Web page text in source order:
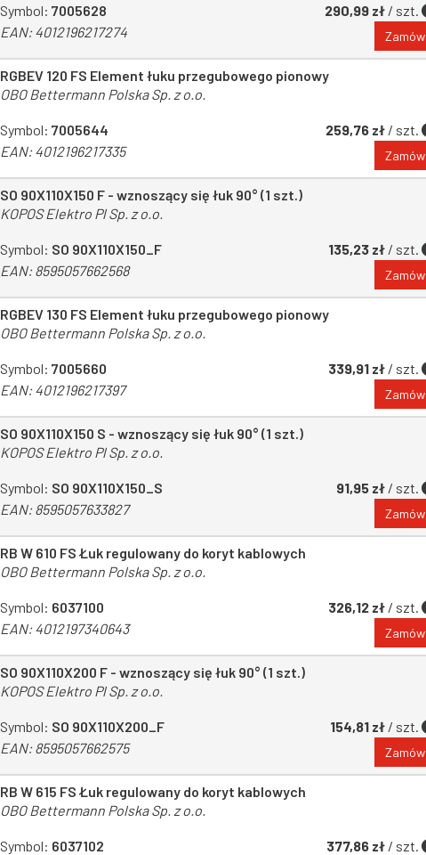
Symbol: 7005628
EAN:4012196217274
290,99 zł / szt.
Zamów
RGBEV 120 FS Element łuku przegubowego pionowy
OBO Bettermann Polska Sp. z o.o.
Symbol: 7005644
EAN:4012196217335
259,76 zł / szt.
Zamów
SO 90X110X150 F - wznoszący się łuk 90° (1 szt.)
KOPOS Elektro Pl Sp. z o.o.
Symbol: SO 90X110X150_F
EAN:8595057662568
135,23 zł / szt.
Zamów
RGBEV 130 FS Element łuku przegubowego pionowy
OBO Bettermann Polska Sp. z o.o.
Symbol: 7005660
EAN:4012196217397
339,91 zł / szt.
Zamów
SO 90X110X150 S - wznoszący się łuk 90° (1 szt.)
KOPOS Elektro Pl Sp. z o.o.
Symbol: SO 90X110X150_S
EAN:8595057633827
91,95 zł / szt.
Zamów
RB W 610 FS Łuk regulowany do koryt kablowych
OBO Bettermann Polska Sp. z o.o.
Symbol: 6037100
EAN:4012197340643
326,12 zł / szt.
Zamów
SO 90X110X200 F - wznoszący się łuk 90° (1 szt.)
KOPOS Elektro Pl Sp. z o.o.
Symbol: SO 90X110X200_F
EAN:8595057662575
154,81 zł / szt.
Zamów
RB W 615 FS Łuk regulowany do koryt kablowych
OBO Bettermann Polska Sp. z o.o.
Symbol: 6037102
377,86 zł / szt.